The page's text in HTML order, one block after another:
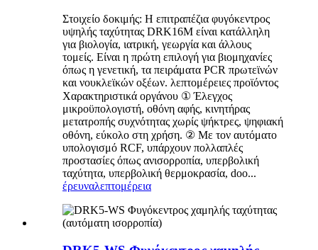
Στοιχείο δοκιμής: Η επιτραπέζια φυγόκεντρος
υψηλής ταχύτητας DRK16M είναι κατάλληλη
για βιολογία, ιατρική, γεωργία και άλλους
τομείς. Είναι η πρώτη επιλογή για βιομηχανίες
όπως η γενετική, τα πειράματα PCR πρωτεϊνών
και νουκλεϊκών οξέων. λεπτομέρειες προϊόντος
Χαρακτηριστικά οργάνου ① Έλεγχος
μικροϋπολογιστή, οθόνη αφής, κινητήρας
μετατροπής συχνότητας χωρίς ψήκτρες, ψηφιακή
οθόνη, εύκολο στη χρήση. ② Με τον αυτόματο
υπολογισμό RCF, υπάρχουν πολλαπλές
προστασίες όπως ανισορροπία, υπερβολική
ταχύτητα, υπερβολική θερμοκρασία, doo...
έρευναλεπτομέρεια